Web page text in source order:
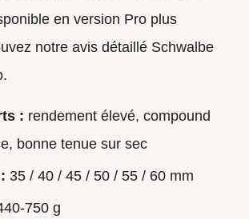
en version Pro plus
notre avis détaillé Schwalbe
.
: rendement élevé, compound
bonne tenue sur sec
35 / 40 / 45 / 50 / 55 / 60 mm
750 g